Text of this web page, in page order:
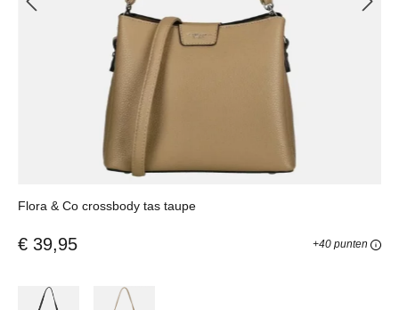
Flora & Co crossbody tas taupe
€ 39,95 +40 punten